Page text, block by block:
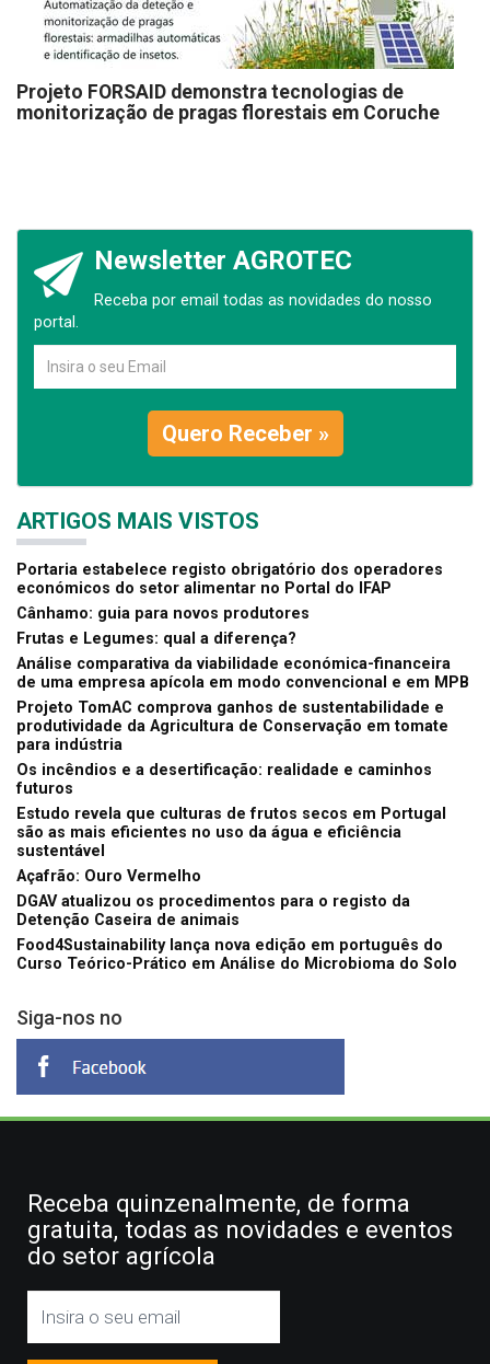
Projeto FORSAID demonstra tecnologias de
monitorização de pragas florestais em Coruche
Newsletter AGROTEC
Receba por email todas as novidades do nosso
portal.
Quero Receber »
ARTIGOS MAIS VISTOS
Portaria estabelece registo obrigatório dos operadores
económicos do setor alimentar no Portal do IFAP
Cânhamo: guia para novos produtores
Frutas e Legumes: qual a diferença?
Análise comparativa da viabilidade económica-financeira
de uma empresa apícola em modo convencional e em MPB
Projeto TomAC comprova ganhos de sustentabilidade e
produtividade da Agricultura de Conservação em tomate
para indústria
Os incêndios e a desertificação: realidade e caminhos
futuros
Estudo revela que culturas de frutos secos em Portugal
são as mais eficientes no uso da água e eficiência
sustentável
Açafrão: Ouro Vermelho
DGAV atualizou os procedimentos para o registo da
Detenção Caseira de animais
Food4Sustainability lança nova edição em português do
Curso Teórico-Prático em Análise do Microbioma do Solo
Siga-nos no
Receba quinzenalmente, de forma
gratuita, todas as novidades e eventos
do setor agrícola